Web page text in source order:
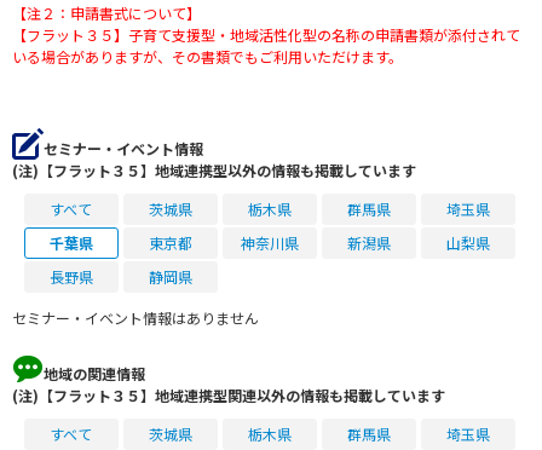
【注２：申請書式について】
【フラット３５】子育て支援型・地域活性化型の名称の申請書類が添付されて
いる場合がありますが、その書類でもご利用いただけます。
セミナー・イベント情報
(注)【フラット３５】地域連携型以外の情報も掲載しています
すべて
茨城県 栃木県 群馬県
埼玉県
千葉県
東京都 神奈川県 新潟県
山梨県
長野県
静岡県
セミナー・イベント情報はありません
地域の関連情報
(注)【フラット３５】地域連携型関連以外の情報も掲載しています
すべて
茨城県 栃木県 群馬県
埼玉県